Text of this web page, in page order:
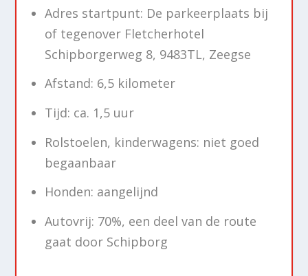
Adres startpunt: De parkeerplaats bij
of tegenover Fletcherhotel
Schipborgerweg 8, 9483TL, Zeegse
Afstand: 6,5 kilometer
Tijd: ca. 1,5 uur
Rolstoelen, kinderwagens: niet goed
begaanbaar
Honden: aangelijnd
Autovrij: 70%, een deel van de route
gaat door Schipborg